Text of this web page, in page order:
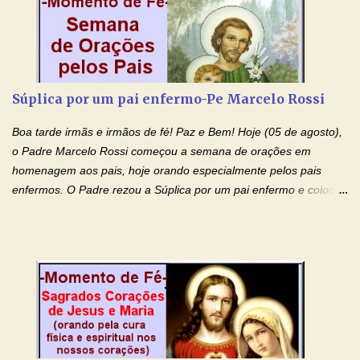
sobre mim e sobre todos os meus familiares. Eu peço, Senhor
Jesus, que, pelo poder libertador e salvítico deste Sangue,
possamos nos livrar de toda opressão diabólica que possa estar
prejudicando a nossa família. Peço também que atenda, em
especial, este pedido que agora faço na Sua presença:
(apresente aqui o seu pedido...) Eu, desde já, agradeço de
coração, confiante que o Senhor me atenderá. Eu louvo o Pai por
ter nos dado o Senhor, Jesus, como presente de Páscoa. eu
agradeço de coração ao Espíri...
Súplica por um pai enfermo-Pe Marcelo Rossi
Boa tarde irmãs e irmãos de fé! Paz e Bem! Hoje (05 de agosto),
o Padre Marcelo Rossi começou a semana de orações em
homenagem aos pais, hoje orando especialmente pelos pais
enfermos. O Padre rezou a Súplica por um pai enfermo e colocou
de Nossa Senhora. Adriana dos Anjos-Devoção e Fé Mensagem
do Padre Marcelo Rossi por E-mail e Facebook: Como foi
anunciado ontem, entramos em uma semana de homenagens
aos nossos pais. Hoje nossas orações serão focadas nos pais
que não se encontram bem de saúde, OS PAIS ENFERMOS!